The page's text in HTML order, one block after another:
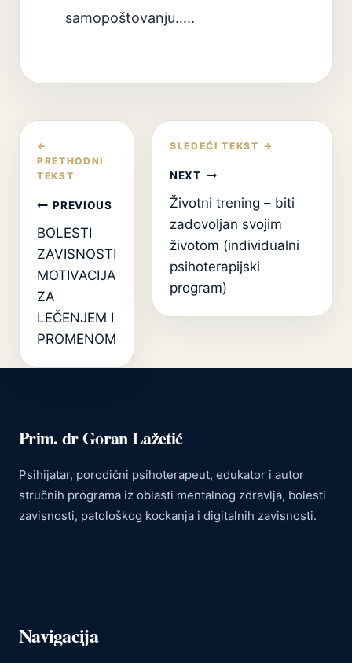
samopoštovanju…..
Кретање
чланка
PREVIOUS
BOLESTI
ZAVISNOSTI
MOTIVACIJA
ZA
LEČENJEM I
PROMENOM
NEXT
Životni trening – biti
zadovoljan svojim
životom (individualni
psihoterapijski
program)
Prim. dr Goran Lažetić
Psihijatar, porodični psihoterapeut, edukator i autor
stručnih programa iz oblasti mentalnog zdravlja, bolesti
zavisnosti, patološkog kockanja i digitalnih zavisnosti.
Navigacija